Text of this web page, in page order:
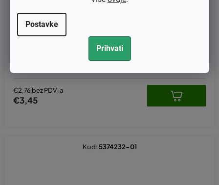
Postavke
Prihvati
Kuke startera Husqvarna (537 24 56-01+529 27 11-01)
€2,76 bez PDV-a
€3,45
Kod: 5374232-01